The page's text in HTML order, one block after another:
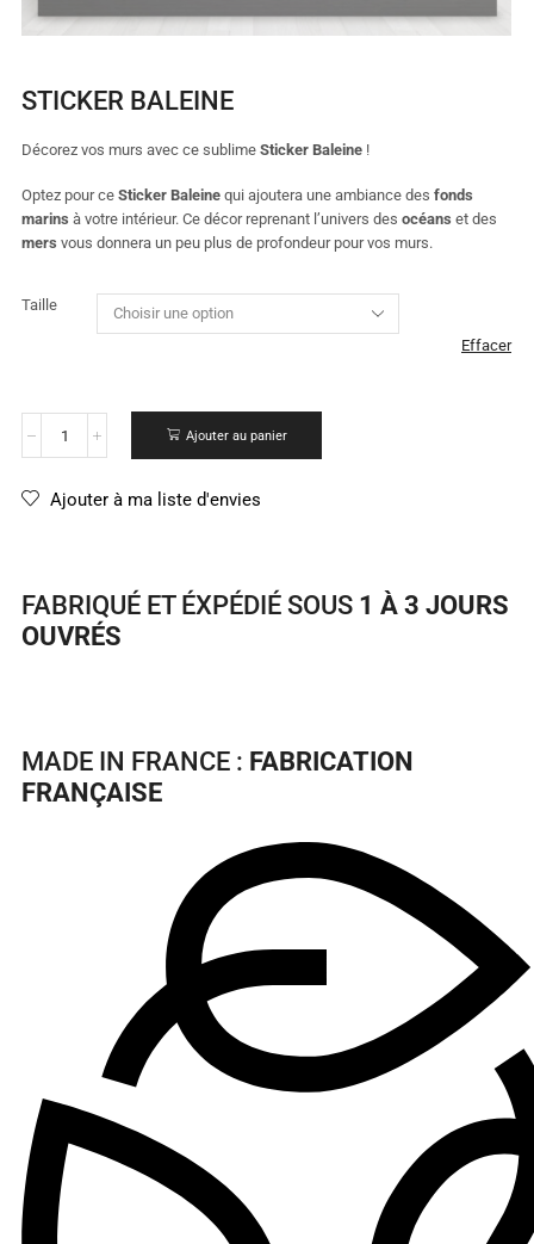
STICKER BALEINE
Décorez vos murs avec ce sublime Sticker Baleine !
Optez pour ce Sticker Baleine qui ajoutera une ambiance des fonds
marins à votre intérieur. Ce décor reprenant l’univers des océans et des
mers vous donnera un peu plus de profondeur pour vos murs.
Taille
Effacer
Ajouter au panier
Ajouter à ma liste d'envies
FABRIQUÉ ET ÉXPÉDIÉ SOUS 1 À 3 JOURS
OUVRÉS
MADE IN FRANCE : FABRICATION
FRANÇAISE